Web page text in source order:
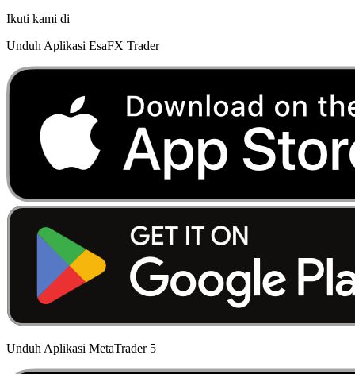
Ikuti kami di
Unduh Aplikasi EsaFX Trader
Unduh Aplikasi MetaTrader 5